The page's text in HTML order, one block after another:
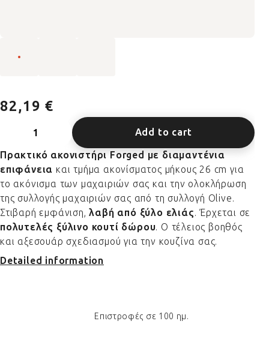
82,19 €
Add to cart
Πρακτικό ακονιστήρι Forged με διαμαντένια
επιφάνεια και τμήμα ακονίσματος μήκους 26 cm για
το ακόνισμα των μαχαιριών σας και την ολοκλήρωση
της συλλογής μαχαιριών σας από τη συλλογή Olive.
Στιβαρή εμφάνιση,λαβή από ξύλο ελιάς. Έρχεται σε
πολυτελές ξύλινο κουτί δώρου. Ο τέλειος βοηθός
και αξεσουάρ σχεδιασμού για την κουζίνα σας.
Detailed information
Επιστροφές σε 100 ημ.